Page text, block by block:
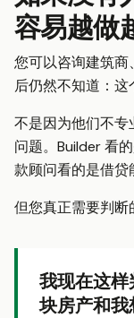
容易越做
您可以咨询建筑商
后仍然不知道：这
不是因为他们不
问题。Builder 看
款顾问看的是借贷
但您真正需要判断
我现在这
块房产和我